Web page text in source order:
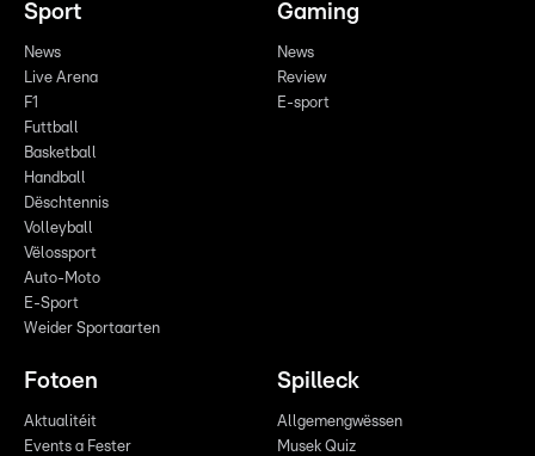
Sport
News
Live Arena
F1
Futtball
Basketball
Handball
Dëschtennis
Volleyball
Vëlossport
Auto-Moto
E-Sport
Weider Sportaarten
Gaming
News
Review
E-sport
Fotoen
Aktualitéit
Events a Fester
Spilleck
Allgemengwëssen
Musek Quiz